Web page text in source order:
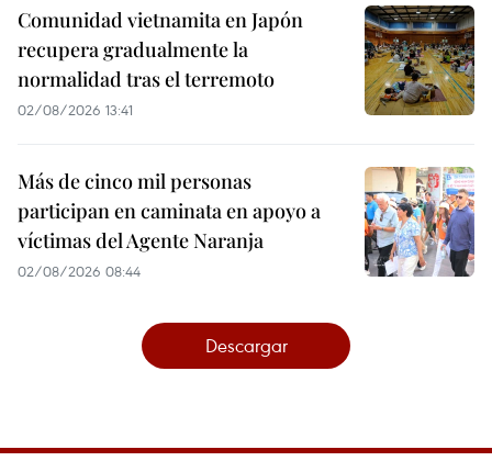
Comunidad vietnamita en Japón
recupera gradualmente la
normalidad tras el terremoto
02/08/2026 13:41
Más de cinco mil personas
participan en caminata en apoyo a
víctimas del Agente Naranja
02/08/2026 08:44
Descargar